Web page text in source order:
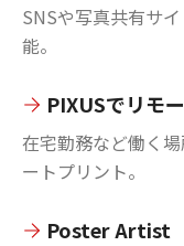
SNSや写真共有サ
能。
PIXUSでリモ
在宅勤務など働く
ートプリント。
Poster Artist